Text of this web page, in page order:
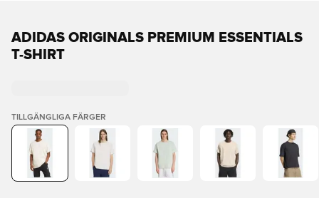
ADIDAS ORIGINALS PREMIUM ESSENTIALS
T-SHIRT
TILLGÄNGLIGA FÄRGER